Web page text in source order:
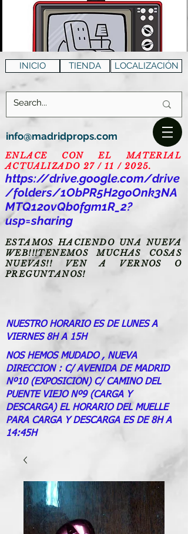
INICIO TIENDA LOCALIZACIÓN
info@madridprops.com
ENLACE CON EL MATERIAL
ACTUALIZADO 27 / 11 / 2025.
https://drive.google.com/drive
/folders/1ObPR5H2goOnk3NA
MTQ12ovQb0fgm1R_2?
usp=sharing
ESTAMOS HACIENDO UNA NUEVA
WEB!!!TENEMOS MUCHAS COSAS
NUEVAS!! VEN A VERNOS O
PREGUNTANOS!
NUESTRO HORARIO ES DE LUNES A
VIERNES 8H A 15H
NOS HEMOS MUDADO , NUEVA
DIRECCION : C/ AVENIDA DE MADRID
Nº10 (EXPOSICION) C/ CAMINO DEL
PUENTE VIEJO Nº9 (CARGA Y
DESCARGA) EL HORARIO DEL MUELLE
PARA CARGA Y DESCARGA ES DE 8H A
14:45H